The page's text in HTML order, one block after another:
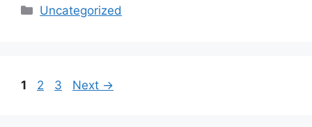
Categories
Uncategorized
Page
1 Page
2 Page
3 Next →